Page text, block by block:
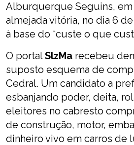
Alburquerque Seguins,
almejada vitória, no dia 6
à base do “custe o que
O portalSlzMa recebeu
suposto esquema de
Cedral. Um candidato a
esbanjando poder, deita,
eleitores no cabresto
de construção, motor,
dinheiro vivo em carros de